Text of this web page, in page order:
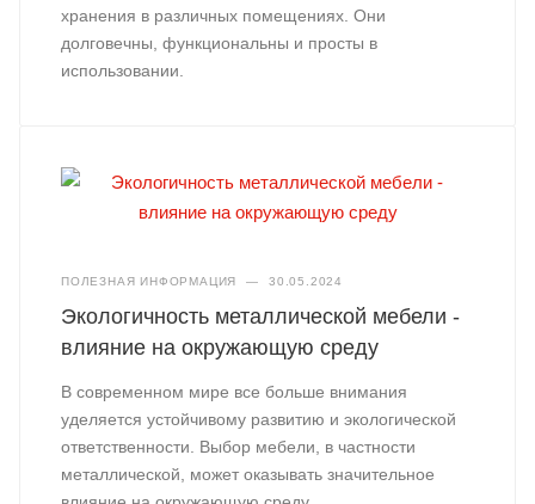
хранения в различных помещениях. Они
долговечны, функциональны и просты в
использовании.
ПОЛЕЗНАЯ ИНФОРМАЦИЯ — 30.05.2024
Экологичность металлической мебели -
влияние на окружающую среду
В современном мире все больше внимания
уделяется устойчивому развитию и экологической
ответственности. Выбор мебели, в частности
металлической, может оказывать значительное